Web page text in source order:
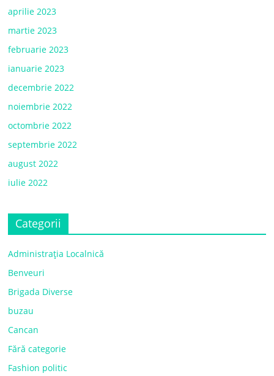
aprilie 2023
martie 2023
februarie 2023
ianuarie 2023
decembrie 2022
noiembrie 2022
octombrie 2022
septembrie 2022
august 2022
iulie 2022
Categorii
Administrația Localnică
Benveuri
Brigada Diverse
buzau
Cancan
Fără categorie
Fashion politic